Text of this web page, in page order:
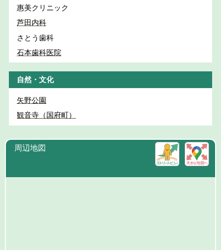
惠美クリニック
芦田内科
さとう歯科
石本歯科医院
自然・文化
矢野公園
観音寺（国府町）
周辺地図